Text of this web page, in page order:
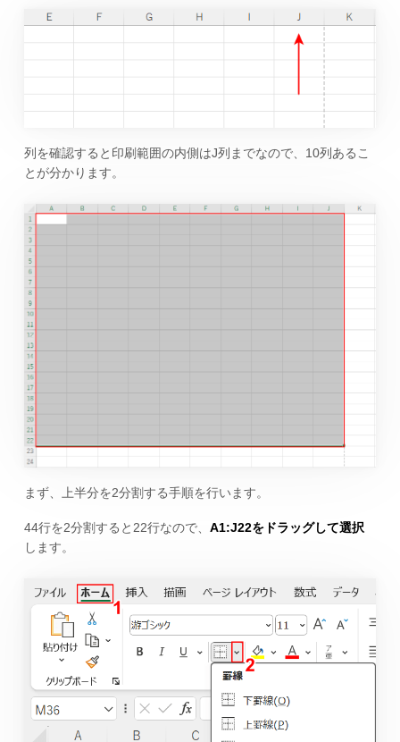
列を確認すると印刷範囲の内側はJ列までなので、10列あるこ
とが分かります。
まず、上半分を2分割する手順を行います。
44行を2分割すると22行なので、 A1:J22をドラッグして選択
します。